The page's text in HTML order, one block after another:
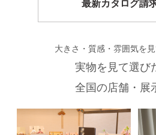
大きさ・質感・雰囲気を
実物を見て選び
全国の店舗・展